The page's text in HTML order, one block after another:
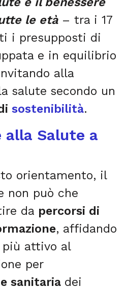
le età– tra i 17
i presupposti di
e in equilibrio
alla
salute secondo un
sostenibilità.
alla Salute a
orientamento, il
non può che
da percorsi di
, affidando
più attivo al
per
sanitaria dei